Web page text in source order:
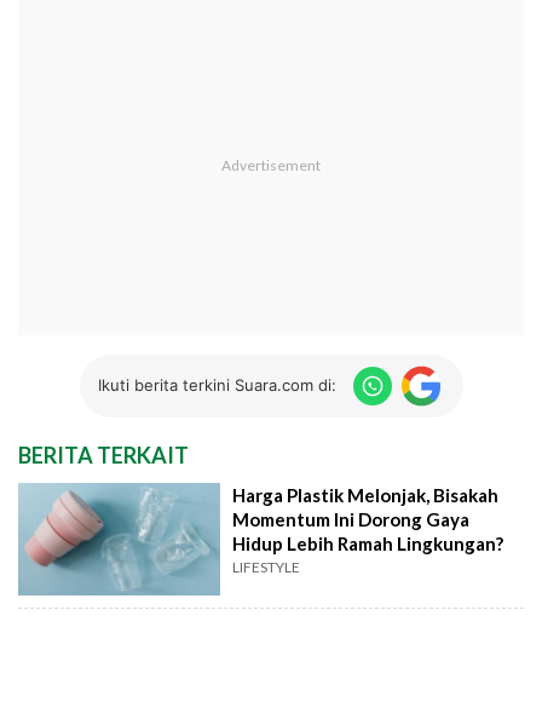
Ikuti berita terkini Suara.com di:
BERITA TERKAIT
Harga Plastik Melonjak, Bisakah
Momentum Ini Dorong Gaya
Hidup Lebih Ramah Lingkungan?
LIFESTYLE